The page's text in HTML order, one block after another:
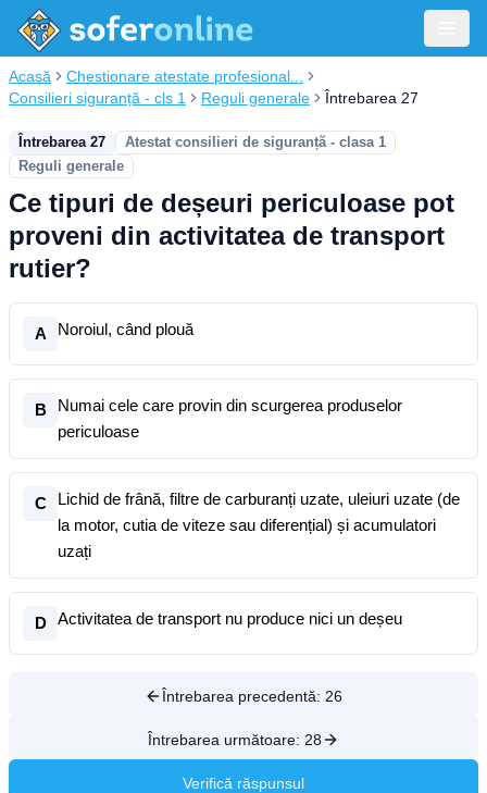
Acasă
Chestionare atestate profesional...
Consilieri siguranță - cls 1
Reguli generale Întrebarea 27
Întrebarea 27
Atestat consilieri de siguranță - clasa 1
Reguli generale
Ce tipuri de deșeuri periculoase pot
proveni din activitatea de transport
rutier?
A Noroiul, când plouă
B
Numai cele care provin din scurgerea produselor
periculoase
C
Lichid de frână, filtre de carburanți uzate, uleiuri uzate (de
la motor, cutia de viteze sau diferențial) și acumulatori
uzați
D Activitatea de transport nu produce nici un deșeu
Întrebarea precedentă: 26
Întrebarea următoare: 28
Verifică răspunsul